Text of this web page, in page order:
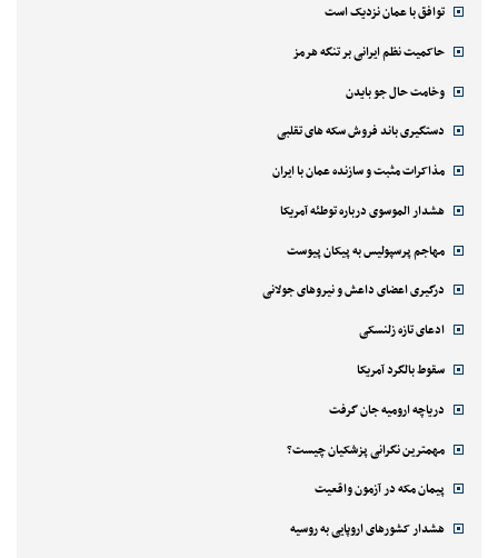
توافق با عمان نزدیک است
حاکمیت نظم ایرانی بر تنگه هرمز
وخامت حال جو بایدن
دستگیری باند فروش سکه های تقلبی
مذاکرات مثبت و سازنده عمان با ایران
هشدار الموسوی درباره توطئه آمریکا
مهاجم پرسپولیس به پیکان پیوست
درگیری اعضای داعش و نیروهای جولانی
ادعای تازه زلنسکی
سقوط بالگرد آمریکا
دریاچه ارومیه جان گرفت
مهمترین نگرانی پزشکیان چیست؟
پیمان مکه در آزمون واقعیت
هشدار کشورهای اروپایی به روسیه